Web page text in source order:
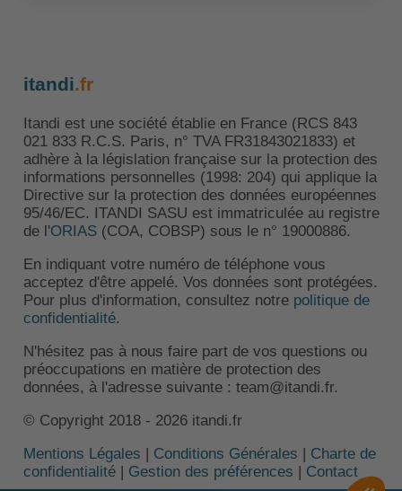
itandi.fr
Itandi est une société établie en France (RCS 843
021 833 R.C.S. Paris, n° TVA FR31843021833) et
adhère à la législation française sur la protection des
informations personnelles (1998: 204) qui applique la
Directive sur la protection des données européennes
95/46/EC. ITANDI SASU est immatriculée au registre
de l'ORIAS(COA, COBSP) sous le n° 19000886.
En indiquant votre numéro de téléphone vous
acceptez d'être appelé. Vos données sont protégées.
Pour plus d'information, consultez notre politique de
confidentialité.
N'hésitez pas à nous faire part de vos questions ou
préoccupations en matière de protection des
données, à l'adresse suivante : team@itandi.fr.
© Copyright 2018 - 2026 itandi.fr
Mentions Légales
Conditions Générales
Charte de
confidentialité| Gestion des préférences Contact